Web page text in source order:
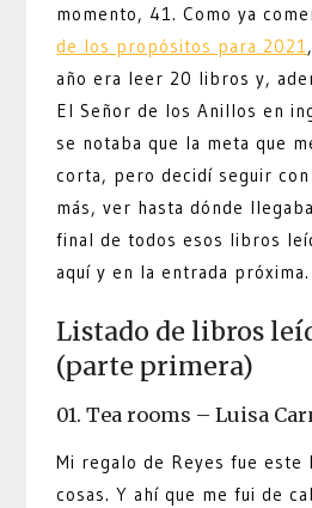
momento, 41. Como ya
de los propósitos para 2021
año era leer 20 libros y,
El Señor de los Anillos en
se notaba que la meta que
corta, pero decidí seguir
más, ver hasta dónde
final de todos esos libros
aquí y en la entrada próxima.
Listado de libros
(parte primera)
01. Tea rooms – Luisa
Mi regalo de Reyes fue
cosas. Y ahí que me fui de